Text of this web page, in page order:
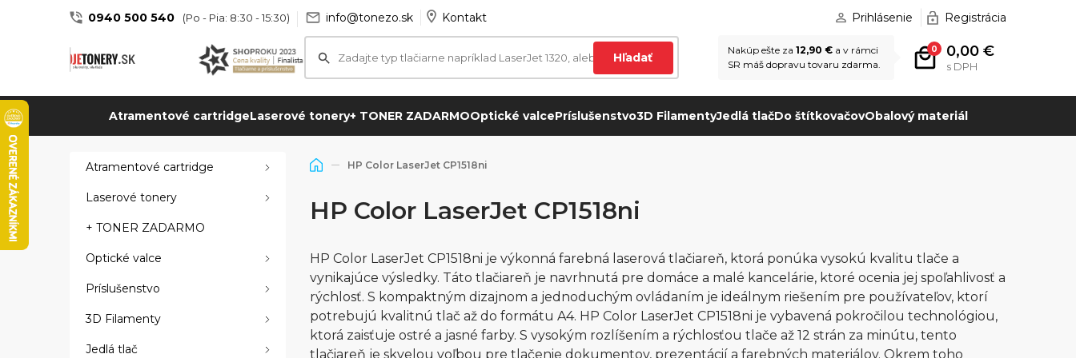
0940 500 540 (Po - Pia: 8:30 - 15:30) info@tonezo.sk Kontakt Prihlásenie Registrácia
Hľadať
0 0,00 €
s DPH
Nakúp ešte za 12,90 € a v rámci
SR máš dopravu tovaru zdarma.
Atramentové cartridgeLaserové tonery+ TONER ZADARMOOptické valcePríslušenstvo3D FilamentyJedlá tlačDo štítkovačovObalový materiál
Atramentové cartridge
Laserové tonery
+ TONER ZADARMO
Optické valce
Príslušenstvo
3D Filamenty
Jedlá tlač
HP Color LaserJet CP1518ni
HP Color LaserJet CP1518ni
HP Color LaserJet CP1518ni je výkonná farebná laserová tlačiareň, ktorá ponúka vysokú kvalitu tlače a
vynikajúce výsledky. Táto tlačiareň je navrhnutá pre domáce a malé kancelárie, ktoré ocenia jej spoľahlivosť a
rýchlosť. S kompaktným dizajnom a jednoduchým ovládaním je ideálnym riešením pre používateľov, ktorí
potrebujú kvalitnú tlač až do formátu A4. HP Color LaserJet CP1518ni je vybavená pokročilou technológiou,
ktorá zaisťuje ostré a jasné farby. S vysokým rozlíšením a rýchlosťou tlače až 12 strán za minútu, tento
tlačiareň je skvelou voľbou pre tlačenie dokumentov, prezentácií a farebných materiálov. Okrem toho